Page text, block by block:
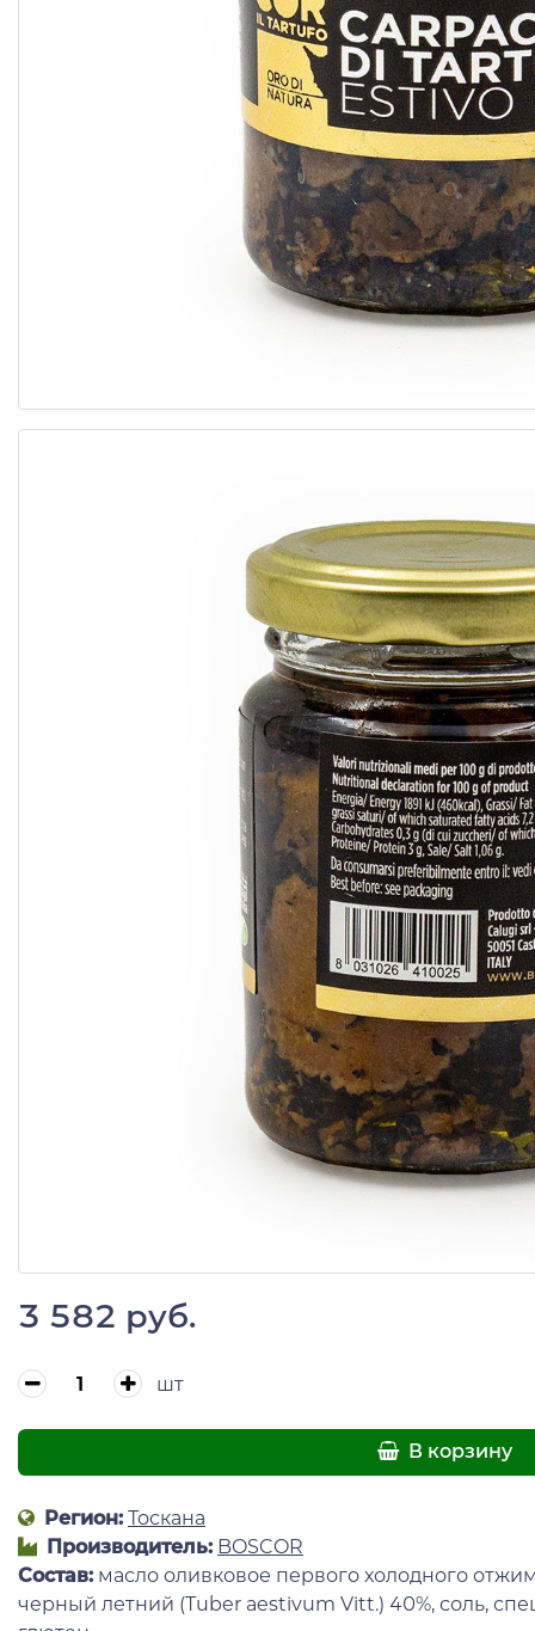
3 582 руб.
шт
В корзину
Регион: Тоскана
Производитель: BOSCOR
Состав: масло оливковое первого холодного
черный летний (Tuber aestivum Vitt.) 40%, соль,